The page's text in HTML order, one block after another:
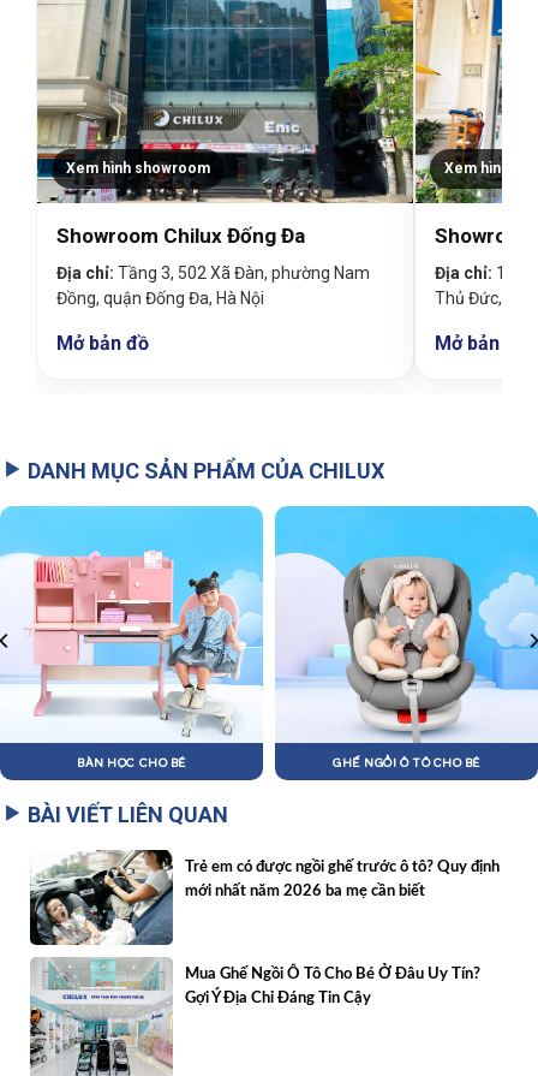
Xem hình showroom
Showroom Chilux Đống Đa
Địa chỉ: Tầng 3, 502 Xã Đàn, phường Nam
Đồng, quận Đống Đa, Hà Nội
Mở bản đồ
Xem hình
Địa chỉ: 19
Thủ Đức,
Mở bản đồ
DANH MỤC SẢN PHẨM CỦA CHILUX
BÀN HỌC CHO BÉ GHẾ NGỒI Ô TÔ CHO BÉ
BÀI VIẾT LIÊN QUAN
Trẻ em có được ngồi ghế trước ô tô? Quy định
mới nhất năm 2026 ba mẹ cần biết
Mua Ghế Ngồi Ô Tô Cho Bé Ở Đâu Uy Tín?
Gợi Ý Địa Chỉ Đáng Tin Cậy